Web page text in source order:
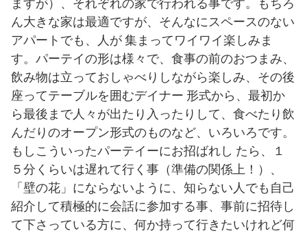
ますが）、それぞれの家で行われる事です。もちろ
ん大きな家は最適ですが、そんなにスペースのない
アパートでも、人が 集まってワイワイ楽しみま
す。パーテイの形は様々で、食事の前のおつまみ、
飲み物は立っておしゃべりしながら楽しみ、その後
座ってテーブルを囲むデイナー 形式から、最初か
ら最後まで人々が出たり入ったりして、食べたり飲
んだりのオープン形式のものなど、いろいろです。
もしこういったパーテイーにお招ばれし たら、１
５分くらいは遅れて行く事（準備の関係上！）、
「壁の花」にならないように、知らない人でも自己
紹介して積極的に会話に参加する事、事前に招待し
て下さっている方に、何か持って行きたいけれど何